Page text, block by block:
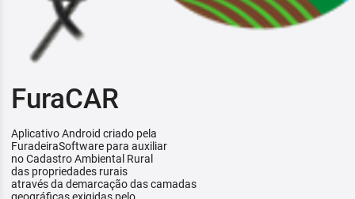
FuraCAR
Aplicativo Android criado pela
FuradeiraSoftware para auxiliar
no Cadastro Ambiental Rural
das propriedades rurais
através da demarcação das camadas